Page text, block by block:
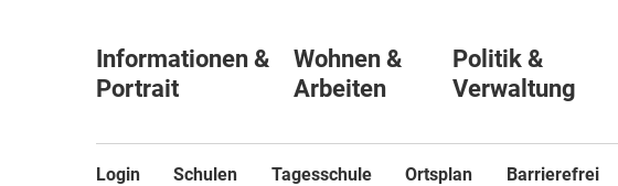
Login Schulen Tagesschule Ortsplan Barrierefrei
Informationen &
Portrait
Wohnen &
Arbeiten
Politik &
Verwaltung